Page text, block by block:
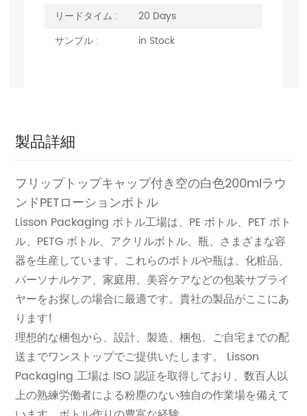
リードタイム :
20 Days
サンプル :
in Stock
製品詳細
フリップトップキャップ付き空の白色200mlラウ
ンドPETローションボトル
Lisson Packaging ボトル工場は、PE ボトル、PET ボト
ル、PETG ボトル、アクリルボトル、瓶、さまざまな容
器を生産しています。これらのボトルや瓶は、化粧品、
パーソナルケア、家庭用、美容ケアなどの包装サプライ
ヤーをお探しの場合に最適です。貴社の製品がここにあ
ります!
理想的な梱包から、設計、製造、梱包、ご自宅までの配
送までワンストップでご提供いたします。 Lisson
Packaging 工場は ISO 認証を取得しており、数百人以
上の熟練労働者による粉塵のない独自の作業場を備えて